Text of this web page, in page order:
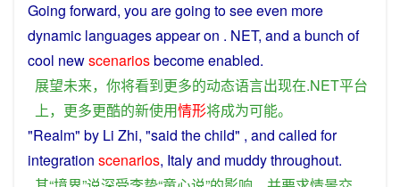
Going forward, you are going toseeeven more
dynamic languagesappearon . NET, and a bunch of
cool newscenariosbecomeenabled.
展望未来， 你将看到更多的动态语言出现在.NET平台
上， 更多更酷的新使用情形将成为可能。
"Realm" by Li Zhi, "said thechild" , and called for
integration scenarios, Italyand muddythroughout.